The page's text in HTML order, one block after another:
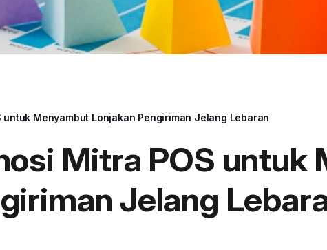
untuk Menyambut Lonjakan Pengiriman Jelang Lebaran
Mitra POS untuk
Jelang